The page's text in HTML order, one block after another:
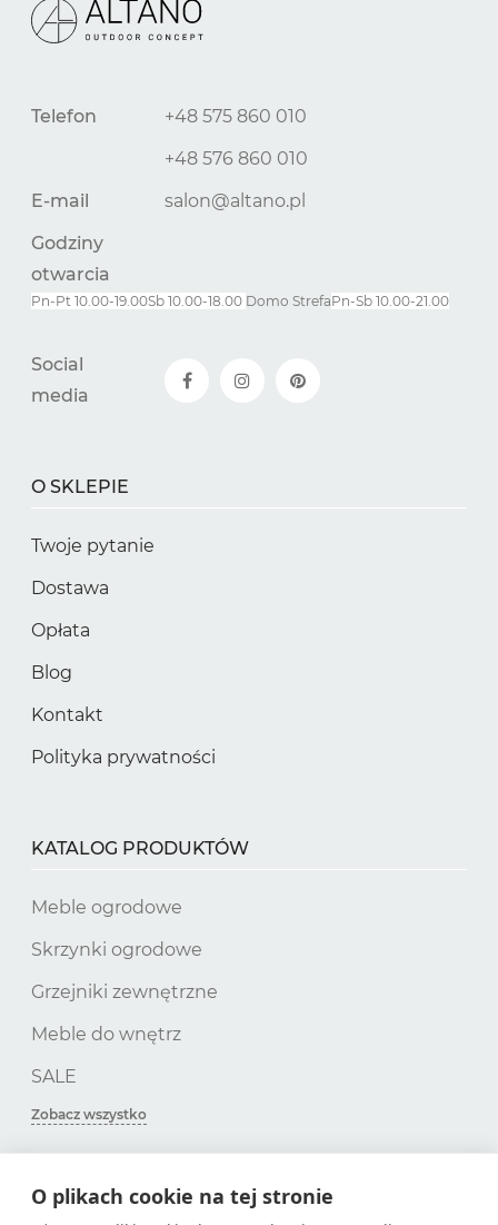
O plikach cookie na tej stronie
Telefon
+48 575 860 010
+48 576 860 010
E-mail
salon@altano.pl
Godziny
otwarcia
Pn-Pt 10.00-19.00Sb 10.00-18.00 Domo StrefaPn-Sb 10.00-21.00
Social
media
O SKLEPIE
Twoje pytanie
Dostawa
Opłata
Blog
Kontakt
Polityka prywatności
KATALOG PRODUKTÓW
Meble ogrodowe
Skrzynki ogrodowe
Grzejniki zewnętrzne
Meble do wnętrz
SALE
Zobacz wszystko
SUBSKRYPCJA